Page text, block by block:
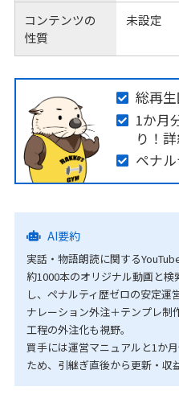
コンテンツの
性質
未設定
総再
1か月
り！
ペナ
AI要約
実話・物語朗読に関する
約1000本のオリジナル動画と
し、ペナルティ歴ゼロの安定運
ナレーション外注＋テンプレ制
工程の外注化も視野。
買手には運営マニュアルと1か
ため、引継ぎ直後から更新・収